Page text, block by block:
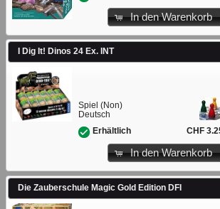
In den Warenkorb
I Dig It! Dinos 24 Ex. INT
Spiel (Non)
Deutsch
Erhältlich
CHF
In den Warenkorb
Die Zauberschule Magic Gold Edition DFI